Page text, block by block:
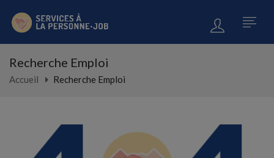
Recherche Emploi
Accueil Recherche Emploi